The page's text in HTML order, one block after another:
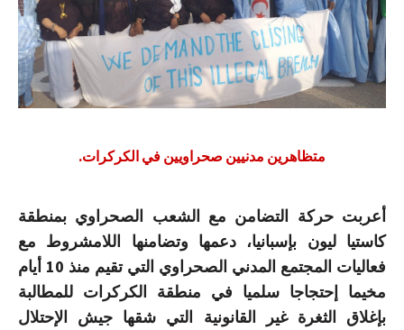
متظاهرين مدنيين صحراويين في الكركرات.
أعربت حركة التضامن مع الشعب الصحراوي بمنطقة
كاستيا ليون بإسبانيا، دعمها وتضامنها اللامشروط مع
فعاليات المجتمع المدني الصحراوي التي تقيم منذ 10 أيام
مخيما إحتجاجا سلميا في منطقة الكركرات للمطالبة
بإغلاق الثغرة غير القانونية التي شقها جيش الإحتلال